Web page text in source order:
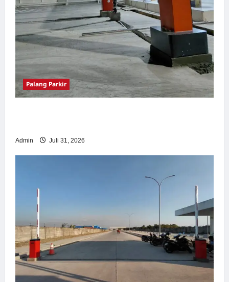
Palang Parkir
Admin Juli 31, 2026